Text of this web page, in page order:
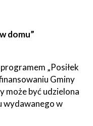
domu”
„Posiłek
Gminy
może być udzielona
wydawanego w